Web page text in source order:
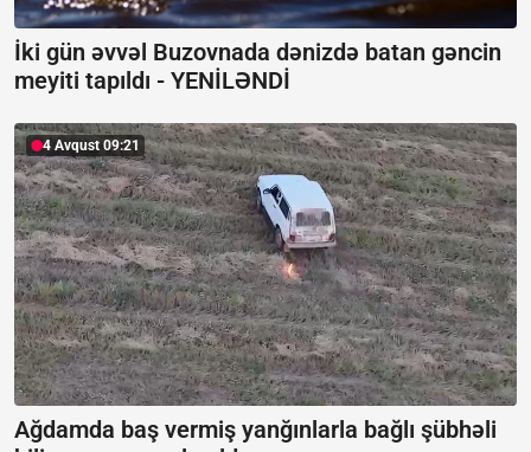
İki gün əvvəl Buzovnada dənizdə batan gəncin
meyiti tapıldı - YENİLƏNDİ
4 Avqust 09:21
Ağdamda baş vermiş yanğınlarla bağlı şübhəli